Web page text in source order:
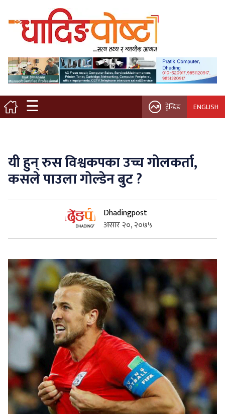
☰
मुख्य पृष्ठ
स्थानीय समाचार
विचार / ब्लग
नगर/गाउँ पालिका
कृषि/सहकारी
साहित्य / संस्कृति
सुचनाहरु
स्वास्थ्य
भिडियो
ट्रेन्डिङ ENGLISH
यी हुन् रुस विश्वकपका उच्च गोलकर्ता,
कसले पाउला गोल्डेन बुट ?
Dhadingpost
असार २०, २०७५